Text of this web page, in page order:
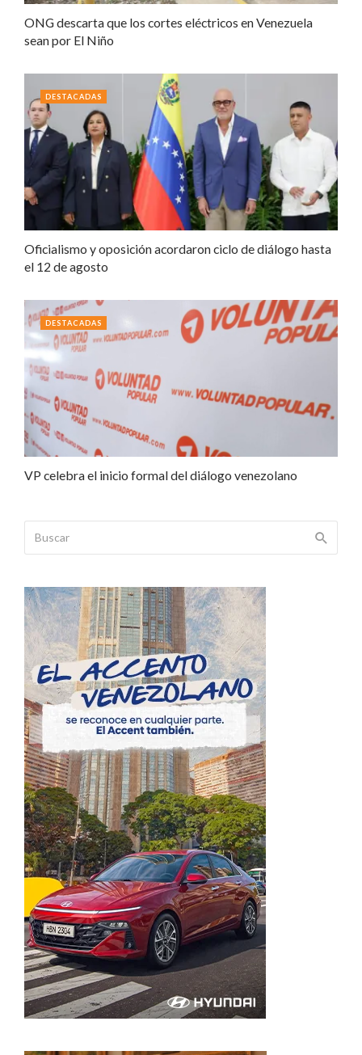
ONG descarta que los cortes eléctricos en Venezuela
sean por El Niño
Oficialismo y oposición acordaron ciclo de diálogo hasta
el 12 de agosto
DESTACADAS
VP celebra el inicio formal del diálogo venezolano
DESTACADAS